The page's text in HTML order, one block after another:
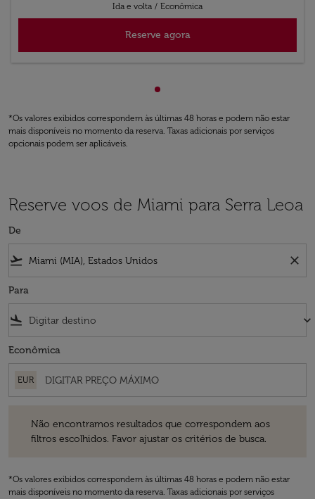
Ida e volta / Econômica
Reserve agora
Mostrando de cmp-
*Os valores exibidos correspondem às últimas 48 horas e podem não estar
mais disponíveis no momento da reserva. Taxas adicionais por serviços
opcionais podem ser aplicáveis.
Reserve voos de Miami para Serra Leoa
De
flight_takeoff close
Para
flight_land keyboard_arrow_down
Econômica
EUR
Não encontramos resultados que correspondem aos
filtros escolhidos. Favor ajustar os critérios de busca.
*Os valores exibidos correspondem às últimas 48 horas e podem não estar
mais disponíveis no momento da reserva. Taxas adicionais por serviços